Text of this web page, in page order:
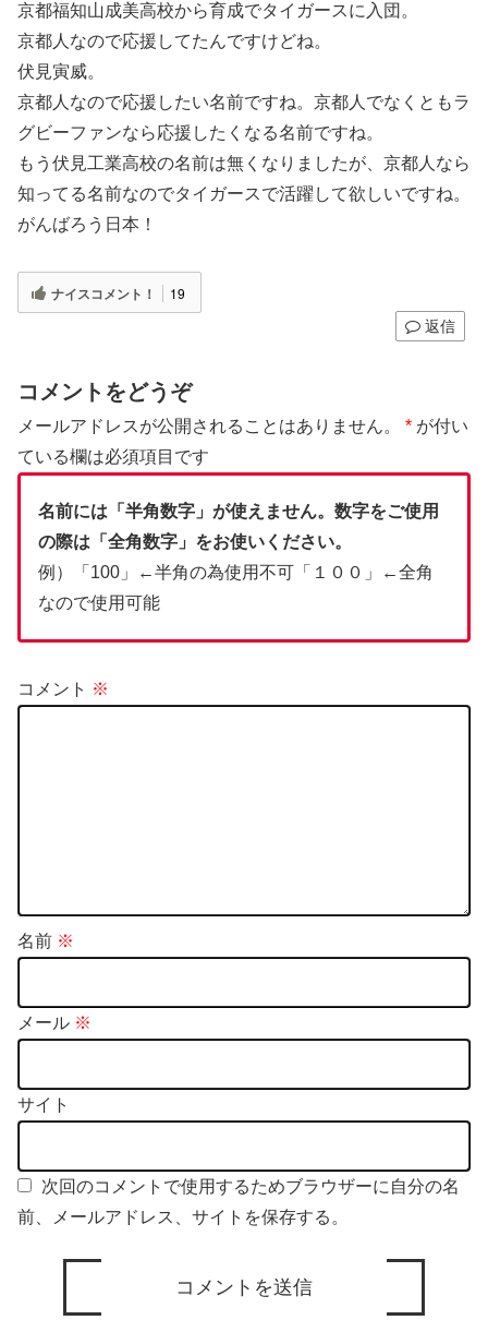
京都福知山成美高校から育成でタイガースに入団。
京都人なので応援してたんですけどね。
伏見寅威。
京都人なので応援したい名前ですね。京都人でなくともラ
グビーファンなら応援したくなる名前ですね。
もう伏見工業高校の名前は無くなりましたが、京都人なら
知ってる名前なのでタイガースで活躍して欲しいですね。
がんばろう日本！
ナイスコメント！ 19
返信
コメントをどうぞ
メールアドレスが公開されることはありません。 * が付い
ている欄は必須項目です
名前には「半角数字」が使えません。数字をご使用
の際は「全角数字」をお使いください。
例）「100」←半角の為使用不可「１００」←全角
なので使用可能
コメント ※
名前 ※
メール ※
サイト
次回のコメントで使用するためブラウザーに自分の名
前、メールアドレス、サイトを保存する。